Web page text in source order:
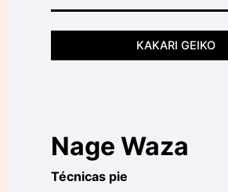
KAKARI GEIKO
Nage Waza
Técnicas pie